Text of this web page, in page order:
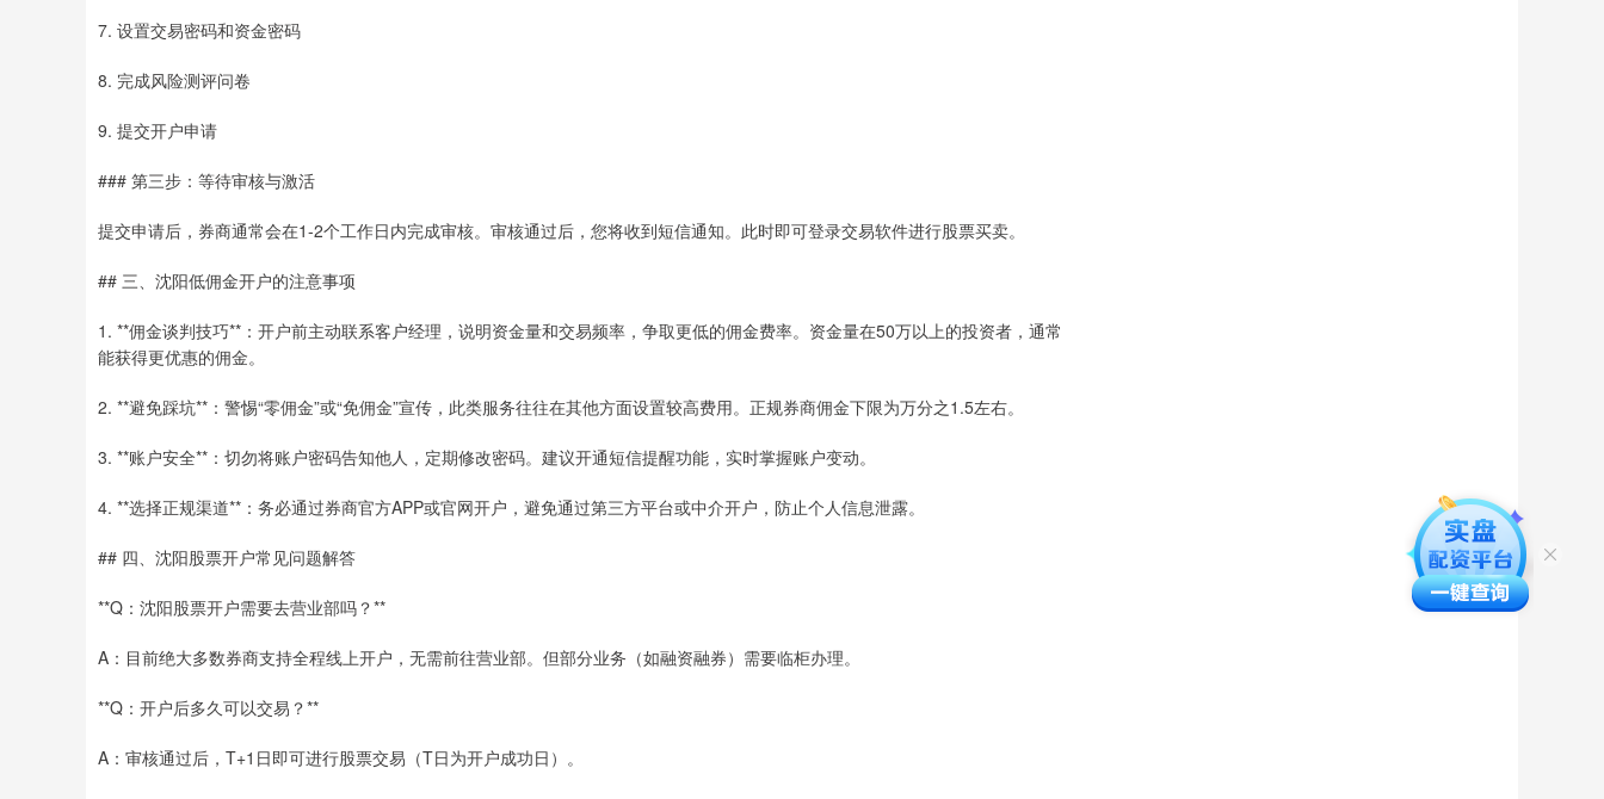
7. 设置交易密码和资金密码
8. 完成风险测评问卷
9. 提交开户申请
### 第三步：等待审核与激活
提交申请后，券商通常会在1-2个工作日内完成审核。审核通过后，您将收到短信通知。此时即可登录交易软件进行股票买卖。
## 三、沈阳低佣金开户的注意事项
1. **佣金谈判技巧**：开户前主动联系客户经理，说明资金量和交易频率，争取更低的佣金费率。资金量在50万以上的投资者，通常
能获得更优惠的佣金。
2. **避免踩坑**：警惕“零佣金”或“免佣金”宣传，此类服务往往在其他方面设置较高费用。正规券商佣金下限为万分之1.5左右。
3. **账户安全**：切勿将账户密码告知他人，定期修改密码。建议开通短信提醒功能，实时掌握账户变动。
4. **选择正规渠道**：务必通过券商官方APP或官网开户，避免通过第三方平台或中介开户，防止个人信息泄露。
## 四、沈阳股票开户常见问题解答
**Q：沈阳股票开户需要去营业部吗？**
A：目前绝大多数券商支持全程线上开户，无需前往营业部。但部分业务（如融资融券）需要临柜办理。
**Q：开户后多久可以交易？**
A：审核通过后，T+1日即可进行股票交易（T日为开户成功日）。